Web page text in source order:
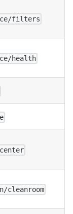
filters
health
cleanroom